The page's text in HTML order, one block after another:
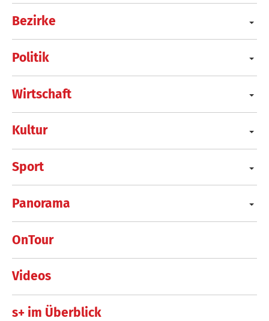
Bezirke
Politik
Wirtschaft
Kultur
Sport
Panorama
OnTour
Videos
s+ im Überblick